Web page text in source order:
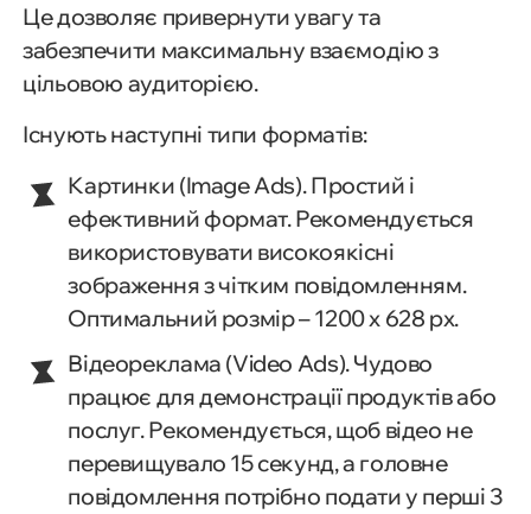
Це дозволяє привернути увагу та
забезпечити максимальну взаємодію з
цільовою аудиторією.
Існують наступні типи форматів:
Картинки (Image Ads). Простий і
ефективний формат. Рекомендується
використовувати високоякісні
зображення з чітким повідомленням.
Оптимальний розмір – 1200 x 628 px.
Відеореклама (Video Ads). Чудово
працює для демонстрації продуктів або
послуг. Рекомендується, щоб відео не
перевищувало 15 секунд, а головне
повідомлення потрібно подати у перші 3